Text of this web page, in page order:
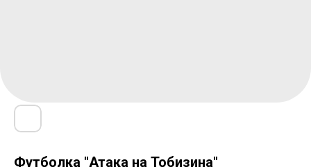
Футболка "Атака на Тобизина"